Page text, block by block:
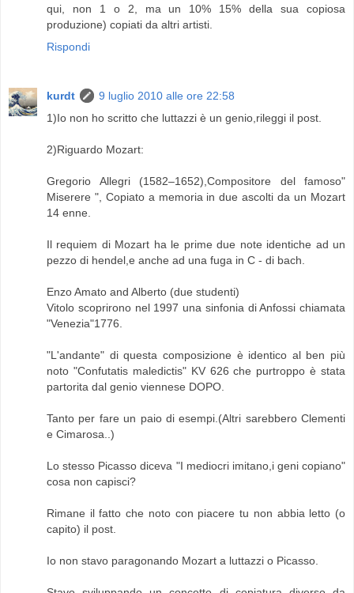
qui, non 1 o 2, ma un 10% 15% della sua copiosa
produzione) copiati da altri artisti.
Rispondi
kurdt
9 luglio 2010 alle ore 22:58
1)Io non ho scritto che luttazzi è un genio,rileggi il post.
2)Riguardo Mozart:
Gregorio Allegri (1582–1652),Compositore del famoso"
Miserere ", Copiato a memoria in due ascolti da un Mozart
14 enne.
Il requiem di Mozart ha le prime due note identiche ad un
pezzo di hendel,e anche ad una fuga in C - di bach.
Enzo Amato and Alberto (due studenti)
Vitolo scoprirono nel 1997 una sinfonia di Anfossi chiamata
"Venezia"1776.
"L'andante" di questa composizione è identico al ben più
noto "Confutatis maledictis" KV 626 che purtroppo è stata
partorita dal genio viennese DOPO.
Tanto per fare un paio di esempi.(Altri sarebbero Clementi
e Cimarosa..)
Lo stesso Picasso diceva "I mediocri imitano,i geni copiano"
cosa non capisci?
Rimane il fatto che noto con piacere tu non abbia letto (o
capito) il post.
Io non stavo paragonando Mozart a luttazzi o Picasso.